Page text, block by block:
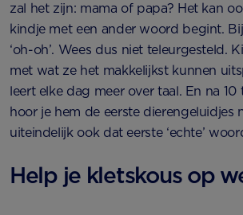
zal het zijn: mama of papa? Het kan
kindje met een ander woord begint.
‘oh-oh’. Wees dus niet teleurgesteld.
met wat ze het makkelijkst kunnen
leert elke dag meer over taal. En na 10
hoor je hem de eerste dierengeluidjes
uiteindelijk ook dat eerste ‘echte’
Help je kletskous op